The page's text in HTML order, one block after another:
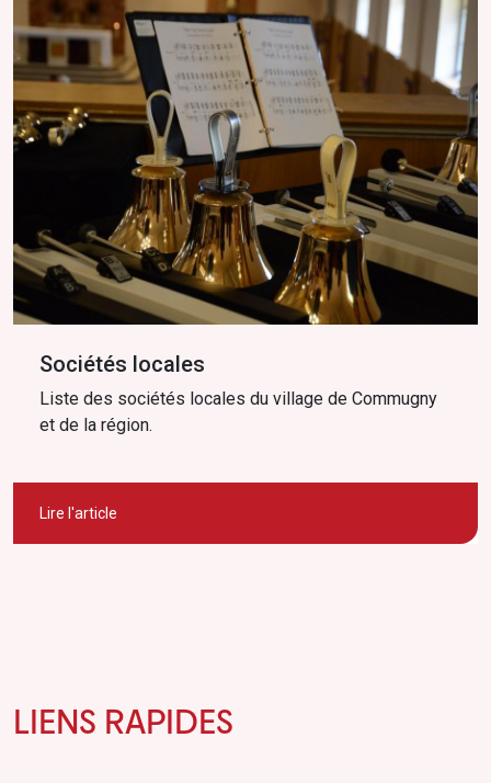
Sociétés locales
Liste des sociétés locales du village de Commugny
et de la région.
Lire l'article
LIENS RAPIDES